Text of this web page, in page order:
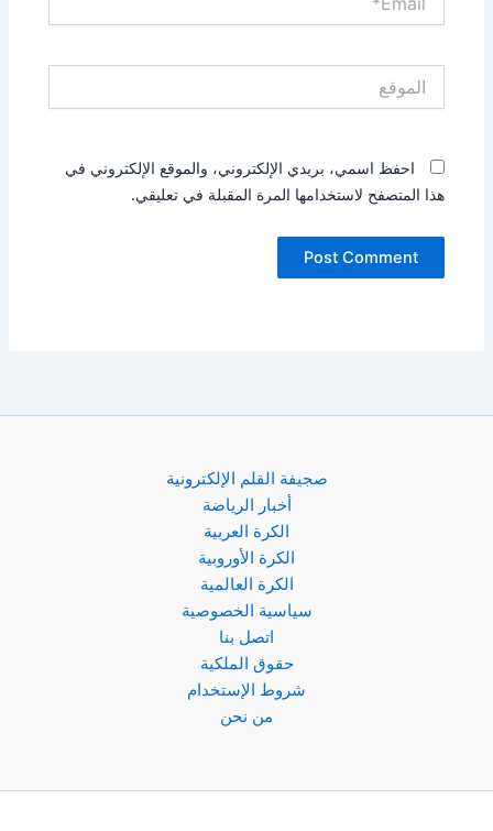
احفظ اسمي، بريدي الإلكتروني، والموقع الإلكتروني في
هذا المتصفح لاستخدامها المرة المقبلة في تعليقي.
صجيفة القلم الإلكترونية
أخبار الرياضة
الكرة العربية
الكرة الأوروبية
الكرة العالمية
سياسية الخصوصية
اتصل بنا
حقوق الملكية
شروط الإستخدام
من نحن